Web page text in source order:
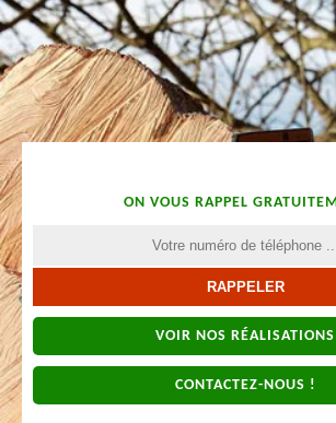
ON VOUS RAPPEL
VOIR NOS RÉALISATIONS
CONTACTEZ-NOUS !